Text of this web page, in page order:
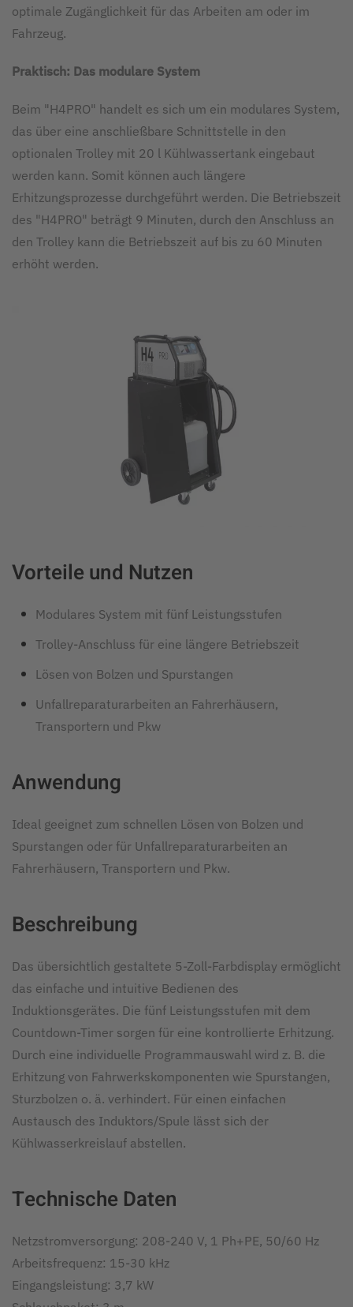
optimale Zugänglichkeit für das Arbeiten am oder im
Fahrzeug.
Praktisch: Das modulare System
Beim "H4PRO" handelt es sich um ein modulares System,
das über eine anschließbare Schnittstelle in den
optionalen Trolley mit 20 l Kühlwassertank eingebaut
werden kann. Somit können auch längere
Erhitzungsprozesse durchgeführt werden. Die Betriebszeit
des "H4PRO" beträgt 9 Minuten, durch den Anschluss an
den Trolley kann die Betriebszeit auf bis zu 60 Minuten
erhöht werden.
Vorteile und Nutzen
Modulares System mit fünf Leistungsstufen
Trolley-Anschluss für eine längere Betriebszeit
Lösen von Bolzen und Spurstangen
Unfallreparaturarbeiten an Fahrerhäusern,
Transportern und Pkw
Anwendung
Ideal geeignet zum schnellen Lösen von Bolzen und
Spurstangen oder für Unfallreparaturarbeiten an
Fahrerhäusern, Transportern und Pkw.
Beschreibung
Das übersichtlich gestaltete 5-Zoll-Farbdisplay ermöglicht
das einfache und intuitive Bedienen des
Induktionsgerätes. Die fünf Leistungsstufen mit dem
Countdown-Timer sorgen für eine kontrollierte Erhitzung.
Durch eine individuelle Programmauswahl wird z. B. die
Erhitzung von Fahrwerkskomponenten wie Spurstangen,
Sturzbolzen o. ä. verhindert. Für einen einfachen
Austausch des Induktors/Spule lässt sich der
Kühlwasserkreislauf abstellen.
Technische Daten
Netzstromversorgung: 208-240 V, 1 Ph+PE, 50/60 Hz
Arbeitsfrequenz: 15-30 kHz
Eingangsleistung: 3,7 kW